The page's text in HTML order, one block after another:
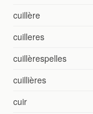
cuillère
cuilleres
cuillèrespelles
cuillières
cuir